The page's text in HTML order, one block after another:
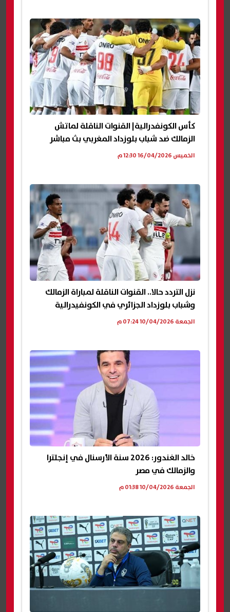
كأس الكونفدرالية| القنوات الناقلة لماتش
الزمالك ضد شباب بلوزداد المغربي بث مباشر
الخميس 16/04/2026 12:30 م
نزل التردد حالا.. القنوات الناقلة لمباراة الزمالك
وشباب بلوزداد الجزائري في الكونفيدرالية
الجمعة 10/04/2026 07:24 م
خالد الغندور: 2026 سنة الأرسنال في إنجلترا
والزمالك في مصر
الجمعة 10/04/2026 01:38 م